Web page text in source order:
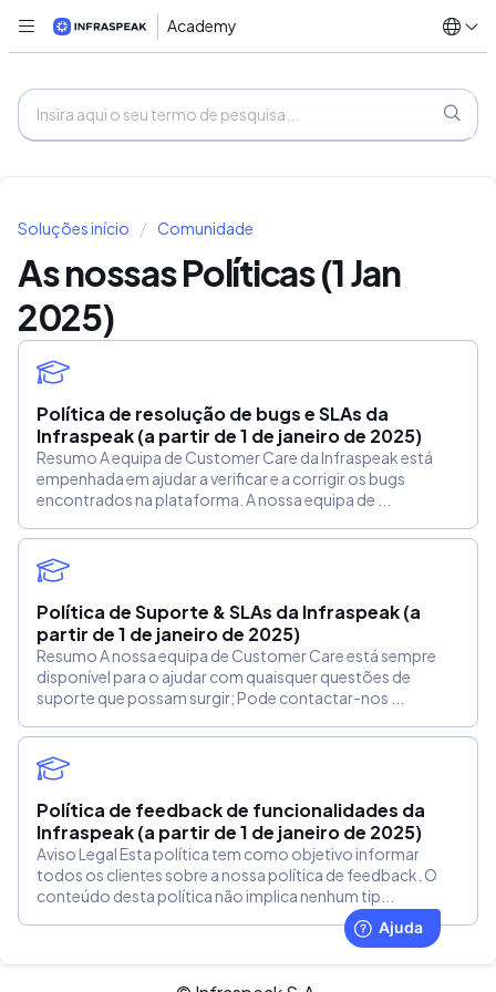
Academy
Soluções início Comunidade
As nossas Políticas (1 Jan
2025)
Política de resolução de bugs e SLAs da
Infraspeak (a partir de 1 de janeiro de 2025)
Resumo A equipa de Customer Care da Infraspeak está
empenhada em ajudar a verificar e a corrigir os bugs
encontrados na plataforma. A nossa equipa de ...
Política de Suporte & SLAs da Infraspeak (a
partir de 1 de janeiro de 2025)
Resumo A nossa equipa de Customer Care está sempre
disponível para o ajudar com quaisquer questões de
suporte que possam surgir; Pode contactar-nos ...
Política de feedback de funcionalidades da
Infraspeak (a partir de 1 de janeiro de 2025)
Aviso Legal Esta política tem como objetivo informar
todos os clientes sobre a nossa política de feedback. O
conteúdo desta política não implica nenhum tip...